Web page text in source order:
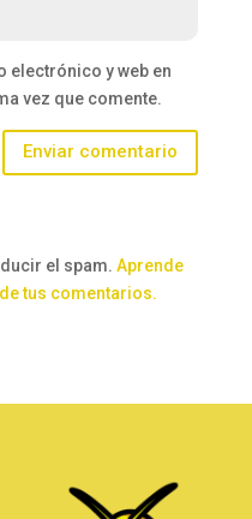
electrónico y web en
vez que comente.
Enviar comentario
el spam. Aprende
tus comentarios.